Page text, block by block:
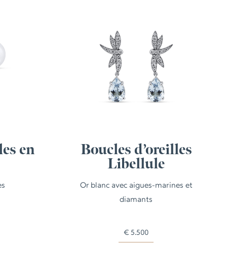
en
Boucles d’oreilles
Libellule
Or blanc avec aigues-marines et
diamants
€ 5.500